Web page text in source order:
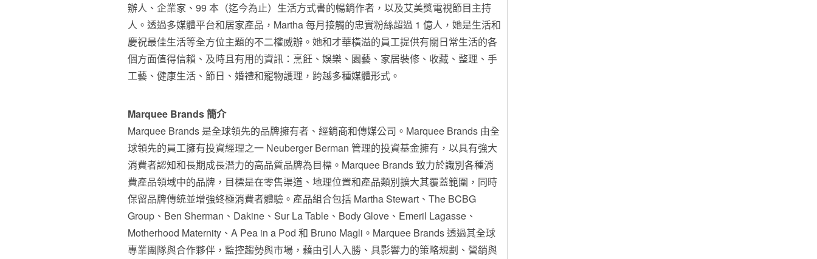
辦人、企業家、99 本（迄今為止）生活方式書的暢銷作者，以及艾美獎電視節目主持
人。透過多媒體平台和居家產品，Martha 每月接觸的忠實粉絲超過 1 億人，她是生活和
慶祝最佳生活等全方位主題的不二權威辦。她和才華橫溢的員工提供有關日常生活的各
個方面值得信賴、及時且有用的資訊：烹飪、娛樂、園藝、家居裝修、收藏、整理、手
工藝、健康生活、節日、婚禮和寵物護理，跨越多種媒體形式。
Marquee Brands 簡介
Marquee Brands 是全球領先的品牌擁有者、經銷商和傳媒公司。Marquee Brands 由全
球領先的員工擁有投資經理之一 Neuberger Berman 管理的投資基金擁有，以具有強大
消費者認知和長期成長潛力的高品質品牌為目標。Marquee Brands 致力於識別各種消
費產品領域中的品牌，目標是在零售渠道、地理位置和產品類別擴大其覆蓋範圍，同時
保留品牌傳統並增強終極消費者體驗。產品組合包括 Martha Stewart、The BCBG
Group、Ben Sherman、Dakine、Sur La Table、Body Glove、Emeril Lagasse、
Motherhood Maternity、A Pea in a Pod 和 Bruno Magli。Marquee Brands 透過其全球
專業團隊與合作夥伴，監控趨勢與市場，藉由引人入勝、具影響力的策略規劃、營銷與